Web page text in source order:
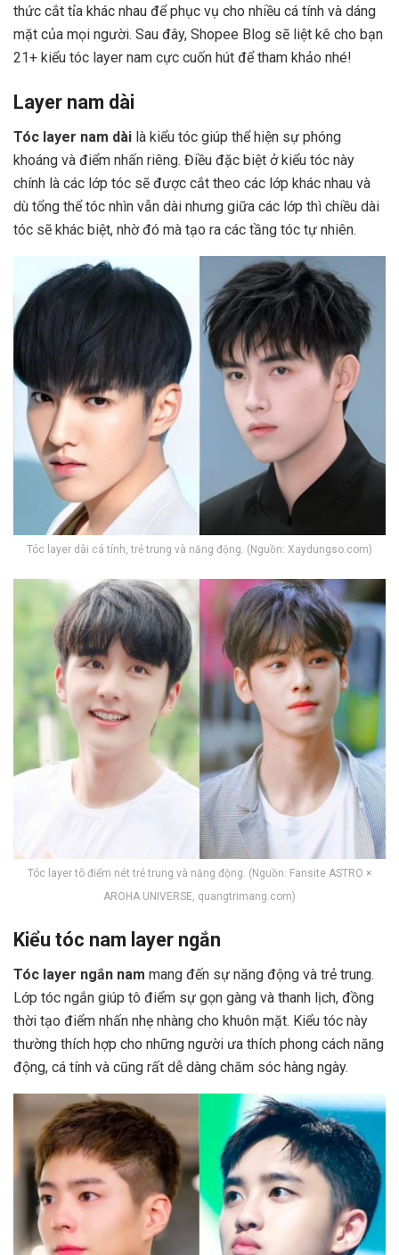
thức cắt tỉa khác nhau để phục vụ cho nhiều cá tính và dáng
mặt của mọi người. Sau đây, Shopee Blog sẽ liệt kê cho bạn
21+ kiểu tóc layer nam cực cuốn hút để tham khảo nhé!
Layer nam dài
Tóc layer nam dài là kiểu tóc giúp thể hiện sự phóng
khoáng và điểm nhấn riêng. Điều đặc biệt ở kiểu tóc này
chính là các lớp tóc sẽ được cắt theo các lớp khác nhau và
dù tổng thể tóc nhìn vẫn dài nhưng giữa các lớp thì chiều dài
tóc sẽ khác biệt, nhờ đó mà tạo ra các tầng tóc tự nhiên.
Tóc layer dài cá tính, trẻ trung và năng động. (Nguồn: Xaydungso.com)
Tóc layer tô điểm nét trẻ trung và năng động. (Nguồn: Fansite ASTRO ×
AROHA UNIVERSE, quangtrimang.com)
Kiểu tóc nam layer ngắn
Tóc layer ngắn nam mang đến sự năng động và trẻ trung.
Lớp tóc ngắn giúp tô điểm sự gọn gàng và thanh lịch, đồng
thời tạo điểm nhấn nhẹ nhàng cho khuôn mặt. Kiểu tóc này
thường thích hợp cho những người ưa thích phong cách năng
động, cá tính và cũng rất dễ dàng chăm sóc hàng ngày.